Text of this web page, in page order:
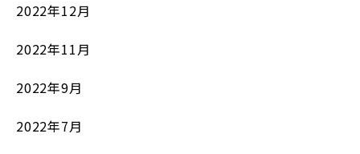
2022年12月
2022年11月
2022年9月
2022年7月